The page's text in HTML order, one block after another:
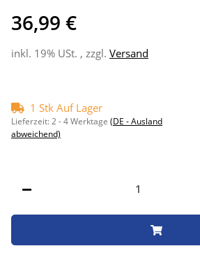
36,99 €
inkl. 19% USt. , zzgl. Versand
1 Stk Auf Lager
Lieferzeit:2 - 4 Werktage (DE - Ausland
abweichend)